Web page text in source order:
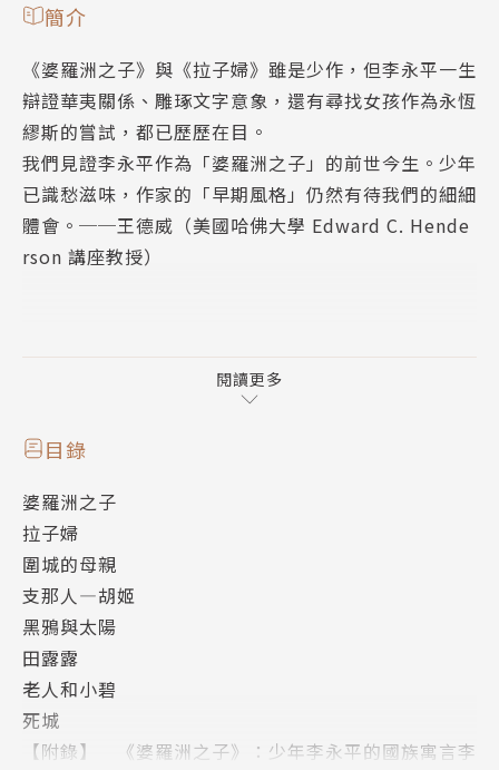
簡介
《婆羅洲之子》與《拉子婦》雖是少作，但李永平一生
辯證華夷關係、雕琢文字意象，還有尋找女孩作為永恆
繆斯的嘗試，都已歷歷在目。
我們見證李永平作為「婆羅洲之子」的前世今生。少年
已識愁滋味，作家的「早期風格」仍然有待我們的細細
體會。──王德威（美國哈佛大學 Edward C. Hende
rson 講座教授）
為這本小說相當清楚地展現了李永平少年時代的國族想
像。──李有成（中央研究院歐美研究所特聘研究員）
「他是半個支那，他會激怒神的！」
「半唐半拉的雜種子，人家看見就吐口水！」
「拉子婦天生賤，怎好做一世老婆？」………………
十八歲青年大祿士，馬華混血之子為尋求身分認同，
在污衊和輕鄙下陷入種族苦戰；
嫁予漢人的達雅土著，成為備受欺凌的「拉子婦」，
卑辱中偷生，她無處可走也不敢怨恨……
一對母子逃離被飢貧原住民圍困的村落，
閱讀更多
目錄
婆羅洲之子
拉子婦
圍城的母親
支那人—胡姬
黑鴉與太陽
田露露
老人和小碧
死城
【附錄】 《婆羅洲之子》：少年李永平的國族寓言李